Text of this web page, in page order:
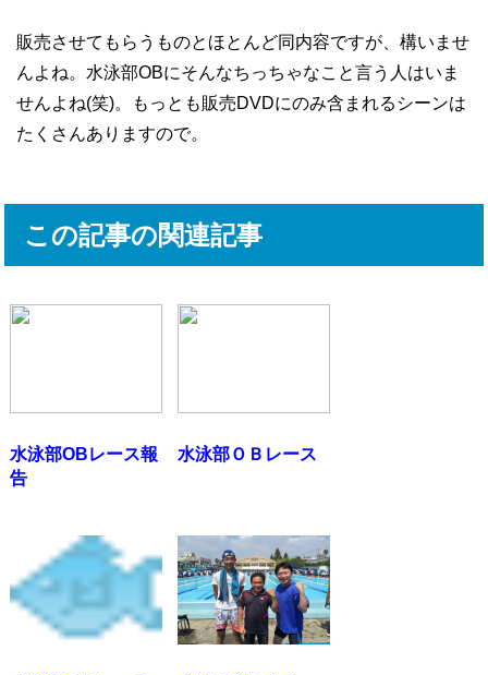
販売させてもらうものとほとんど同内容ですが、構いませ
んよね。水泳部OBにそんなちっちゃなこと言う人はいま
せんよね(笑)。もっとも販売DVDにのみ含まれるシーンは
たくさんありますので。
この記事の関連記事
水泳部OBレース報
告
水泳部ＯＢレース